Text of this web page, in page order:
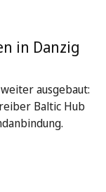
in Danzig
ausgebaut:
Baltic Hub